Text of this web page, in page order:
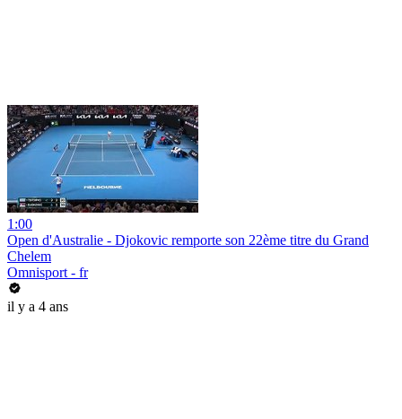
1:00
Open d'Australie - Djokovic remporte son 22ème titre du Grand
Chelem
Omnisport - fr
il y a 4 ans